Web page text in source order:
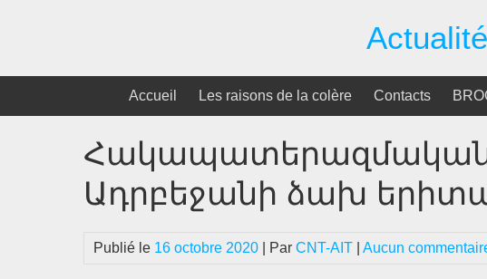
Accueil Les raisons de la colère Contacts
Հակապատերազմական
Ադրբեջանի ձախ
Publié le 16 octobre 2020 | Par CNT-AIT Aucun